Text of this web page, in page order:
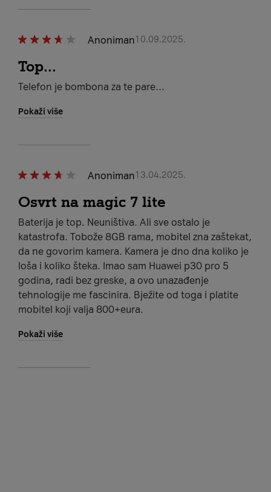
Anoniman10.09.2025.
Top...
Telefon je bombona za te pare...
Pokaži više
Anoniman13.04.2025.
Osvrt na magic 7 lite
Baterija je top. Neuništiva. Ali sve ostalo je
katastrofa. Tobože 8GB rama, mobitel zna zaštekat,
da ne govorim kamera. Kamera je dno dna koliko je
loša i koliko šteka. Imao sam Huawei p30 pro 5
godina, radi bez greske, a ovo unazađenje
tehnologije me fascinira. Bježite od toga i platite
mobitel koji valja 800+eura.
Pokaži više